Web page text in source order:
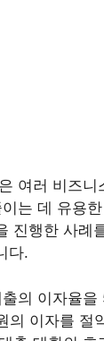
여러 비즈니
는 데 유용
진행한 사례
다.
의 이자율을
의 이자를 절